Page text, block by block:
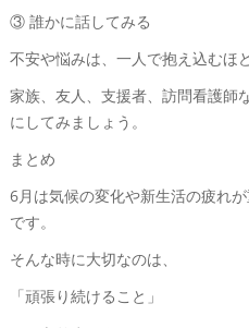
③ 誰かに話してみる
不安や悩みは、一人で抱え込むほ
家族、友人、支援者、訪問看護師
にしてみましょう。
まとめ
6月は気候の変化や新生活の疲れ
です。
そんな時に大切なのは、
「頑張り続けること」